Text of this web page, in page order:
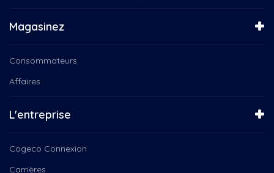
Folk, Beaulac
François Bellefeuille,...
Gabrielle Proulx
Ingrid St-Pierre, Plus en...
Instinct Canin
Jean-Michel Anctil
Le 150e du Canada
Le Choeur Pro-Musica
Le Québec connecté
Le Québec Connecté...
Les contes du Père Noël
Les Jarrets Noirs
NousTV présente
Orchestre Philharmonique de...
Magasinez
Consommateurs
Affaires
L'entreprise
Cogeco Connexion
Carrières